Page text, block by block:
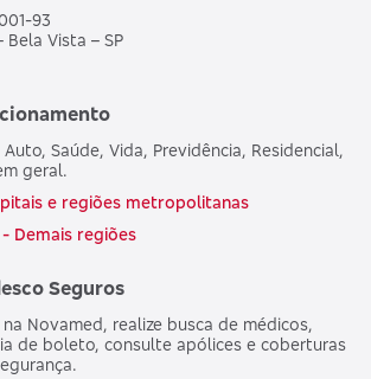
93
Bela Vista – SP
Saúde, Vida, Previdência, Residencial,
geral.
e regiões metropolitanas
Demais regiões
Seguros
Novamed, realize busca de médicos,
de boleto, consulte apólices e coberturas